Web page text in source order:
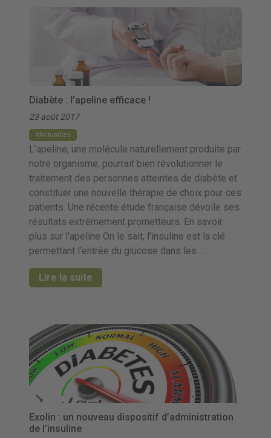
Diabète : l’apeline efficace !
23 août 2017
Actualités
L’apeline, une molécule naturellement produite par
notre organisme, pourrait bien révolutionner le
traitement des personnes atteintes de diabète et
constituer une nouvelle thérapie de choix pour ces
patients. Une récente étude française dévoile ses
résultats extrêmement prometteurs. En savoir
plus sur l’apeline On le sait, l’insuline est la clé
permettant l’entrée du glucose dans les …
Lire la suite
Exolin : un nouveau dispositif d’administration
de l’insuline